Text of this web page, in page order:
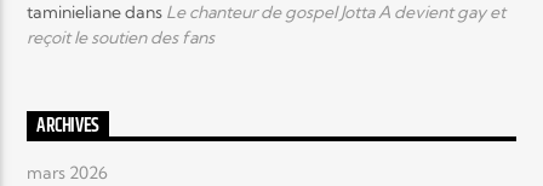
taminielianedans Le chanteur de gospel Jotta A devient gay et
reçoit le soutien des fans
ARCHIVES
mars 2026